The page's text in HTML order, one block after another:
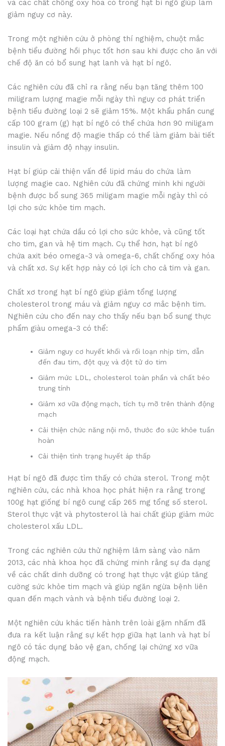
và các chất chống oxy hóa có trong hạt bí ngô giúp làm
giảm nguy cơ này.
Trong một nghiên cứu ở phòng thí nghiệm, chuột mắc
bệnh tiểu đường hồi phục tốt hơn sau khi được cho ăn với
chế độ ăn có bổ sung hạt lanh và hạt bí ngô.
Các nghiên cứu đã chỉ ra rằng nếu bạn tăng thêm 100
miligram lượng magie mỗi ngày thì nguy cơ phát triển
bệnh tiểu đường loại 2 sẽ giảm 15%. Một khẩu phần cung
cấp 100 gram (g) hạt bí ngô có thể chứa hơn 90 miligam
magie. Nếu nồng độ magie thấp có thể làm giảm bài tiết
insulin và giảm độ nhạy insulin.
Hạt bí giúp cải thiện vấn đề lipid máu do chứa làm
lượng magie cao. Nghiên cứu đã chứng minh khi người
bệnh được bổ sung 365 miligam magie mỗi ngày thì có
lợi cho sức khỏe tim mạch.
Các loại hạt chứa dầu có lợi cho sức khỏe, và cũng tốt
cho tim, gan và hệ tim mạch. Cụ thể hơn, hạt bí ngô
chứa axit béo omega-3 và omega-6, chất chống oxy hóa
và chất xơ. Sự kết hợp này có lợi ích cho cả tim và gan.
Chất xơ trong hạt bí ngô giúp giảm tổng lượng
cholesterol trong máu và giảm nguy cơ mắc bệnh tim.
Nghiên cứu cho đến nay cho thấy nếu bạn bổ sung thực
phẩm giàu omega-3 có thể:
Giảm nguy cơ huyết khối và rối loạn nhịp tim, dẫn
đến đau tim, đột quỵ và đột tử do tim
Giảm mức LDL, cholesterol toàn phần và chất béo
trung tính
Giảm xơ vữa động mạch, tích tụ mỡ trên thành động
mạch
Cải thiện chức năng nội mô, thước đo sức khỏe tuần
hoàn
Cải thiện tình trạng huyết áp thấp
Hạt bí ngô đã được tìm thấy có chứa sterol. Trong một
nghiên cứu, các nhà khoa học phát hiện ra rằng trong
100g hạt giống bí ngô cung cấp 265 mg tổng số sterol.
Sterol thực vật và phytosterol là hai chất giúp giảm mức
cholesterol xấu LDL.
Trong các nghiên cứu thử nghiệm lâm sàng vào năm
2013, các nhà khoa học đã chứng minh rằng sự đa dạng
về các chất dinh dưỡng có trong hạt thực vật giúp tăng
cường sức khỏe tim mạch và giúp ngăn ngừa bệnh liên
quan đến mạch vành và bệnh tiểu đường loại 2.
Một nghiên cứu khác tiến hành trên loài gặm nhấm đã
đưa ra kết luận rằng sự kết hợp giữa hạt lanh và hạt bí
ngô có tác dụng bảo vệ gan, chống lại chứng xơ vữa
động mạch.